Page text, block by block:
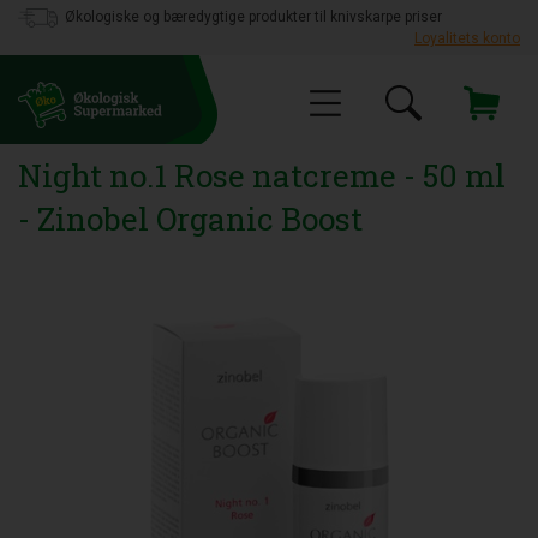
Økologiske og bæredygtige produkter til knivskarpe priser
Loyalitets konto
Night no.1 Rose natcreme - 50 ml
- Zinobel Organic Boost